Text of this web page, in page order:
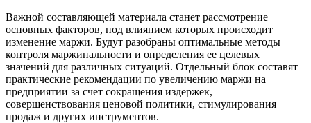
Важной составляющей материала станет рассмотрение
основных факторов, под влиянием которых происходит
изменение маржи. Будут разобраны оптимальные методы
контроля маржинальности и определения ее целевых
значений для различных ситуаций. Отдельный блок составят
практические рекомендации по увеличению маржи на
предприятии за счет сокращения издержек,
совершенствования ценовой политики, стимулирования
продаж и других инструментов.